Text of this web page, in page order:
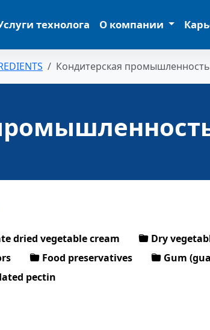
технолога О компании
Кондитерская промышленность
dried vegetable cream
Dry
Food preservatives Gum
pectin